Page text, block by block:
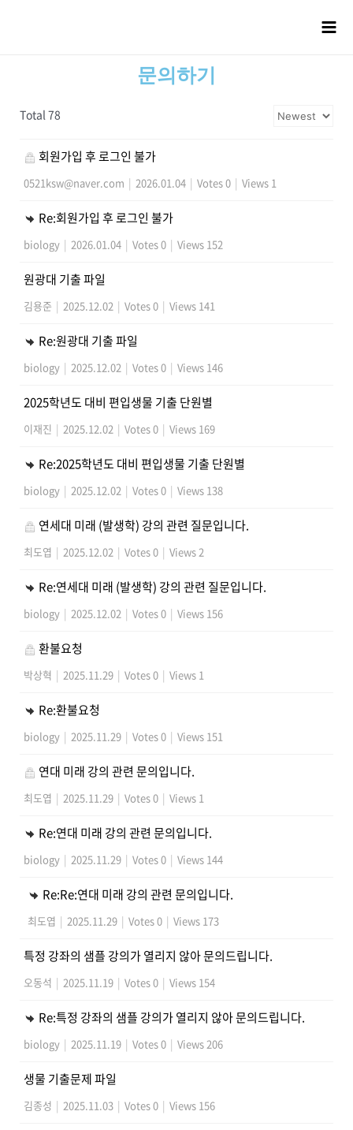
문의하기
Total 78
회원가입 후 로그인 불가
0521ksw@naver.com | 2026.01.04 | Votes 0 | Views 1
Re:회원가입 후 로그인 불가
biology | 2026.01.04 | Votes 0 | Views 152
원광대 기출 파일
김용준 | 2025.12.02 | Votes 0 | Views 141
Re:원광대 기출 파일
biology | 2025.12.02 | Votes 0 | Views 146
2025학년도 대비 편입생물 기출 단원별
이재진 | 2025.12.02 | Votes 0 | Views 169
Re:2025학년도 대비 편입생물 기출 단원별
biology | 2025.12.02 | Votes 0 | Views 138
연세대 미래 (발생학) 강의 관련 질문입니다.
최도엽 | 2025.12.02 | Votes 0 | Views 2
Re:연세대 미래 (발생학) 강의 관련 질문입니다.
biology | 2025.12.02 | Votes 0 | Views 156
환불요청
박상혁 | 2025.11.29 | Votes 0 | Views 1
Re:환불요청
biology | 2025.11.29 | Votes 0 | Views 151
연대 미래 강의 관련 문의입니다.
최도엽 | 2025.11.29 | Votes 0 | Views 1
Re:연대 미래 강의 관련 문의입니다.
biology | 2025.11.29 | Votes 0 | Views 144
Re:Re:연대 미래 강의 관련 문의입니다.
최도엽 | 2025.11.29 | Votes 0 | Views 173
특정 강좌의 샘플 강의가 열리지 않아 문의드립니다.
오동석 | 2025.11.19 | Votes 0 | Views 154
Re:특정 강좌의 샘플 강의가 열리지 않아 문의드립니다.
biology | 2025.11.19 | Votes 0 | Views 206
생물 기출문제 파일
김종성 | 2025.11.03 | Votes 0 | Views 156